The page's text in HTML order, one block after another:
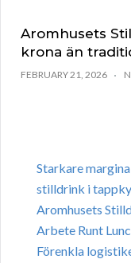
Aromhusets
krona än
FEBRUARY 21, 2026
Starkare
stilldrink i
Aromhusets
Arbete Runt
Förenkla